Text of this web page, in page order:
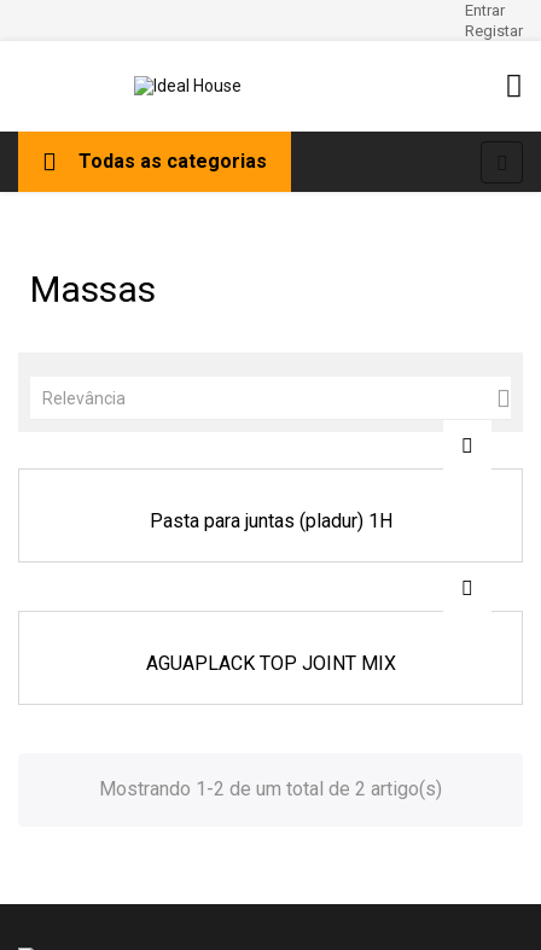
Entrar
Registar
Todas as categorias
Massas
Relevância 
Pasta para juntas (pladur) 1H
AGUAPLACK TOP JOINT MIX
Mostrando 1-2 de um total de 2 artigo(s)